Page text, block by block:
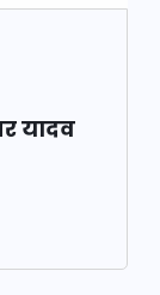
यादव